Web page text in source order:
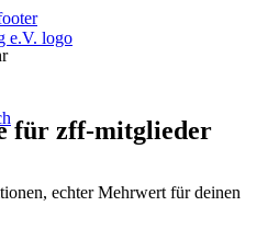
für zff-mitglieder
echter Mehrwert für deinen